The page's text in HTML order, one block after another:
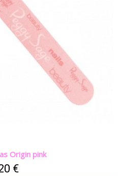
Origin pink
€